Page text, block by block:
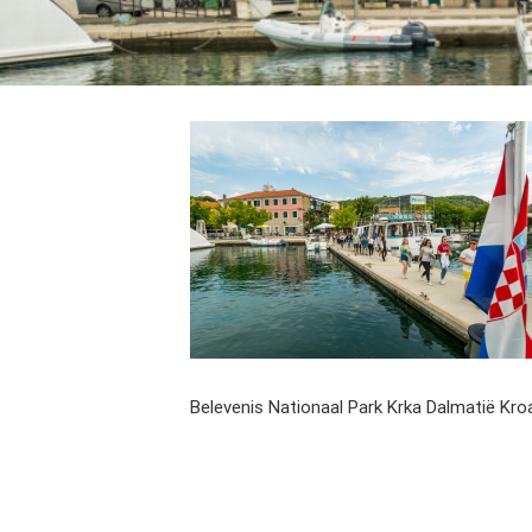
Belevenis Nationaal Park Krka Dalmatië